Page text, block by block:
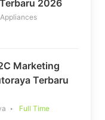
2026
Marketing
Terbaru
Full Time